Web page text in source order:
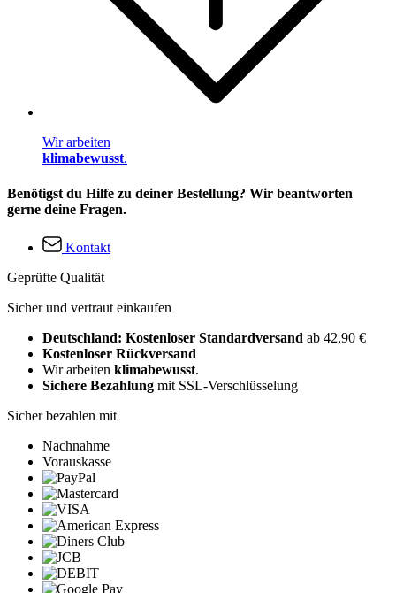
Wir arbeiten
klimabewusst.
Benötigst du Hilfe zu deiner Bestellung? Wir beantworten
gerne deine Fragen.
Kontakt
Geprüfte Qualität
Sicher und vertraut einkaufen
Deutschland: Kostenloser Standardversand ab 42,90 €
Kostenloser Rückversand
Wir arbeiten klimabewusst.
Sichere Bezahlung mit SSL-Verschlüsselung
Sicher bezahlen mit
Nachnahme
Vorauskasse